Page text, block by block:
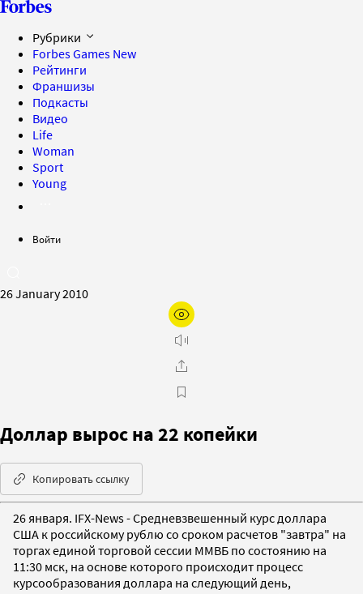
Рубрики
Forbes Games New
Рейтинги
Франшизы
Подкасты
Видео
Life
Woman
Sport
Young
Войти
26 January 2010
Доллар вырос на 22 копейки
Копировать ссылку
26 января. IFX-News - Средневзвешенный курс доллара
США к российскому рублю со сроком расчетов "завтра" на
торгах единой торговой сессии ММВБ по состоянию на
11:30 мск, на основе которого происходит процесс
курсообразования доллара на следующий день,